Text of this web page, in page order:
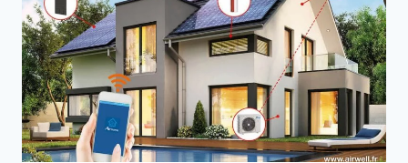
WIRTSCHAFTLICHEN
KOMFORT
IM
ELSASS